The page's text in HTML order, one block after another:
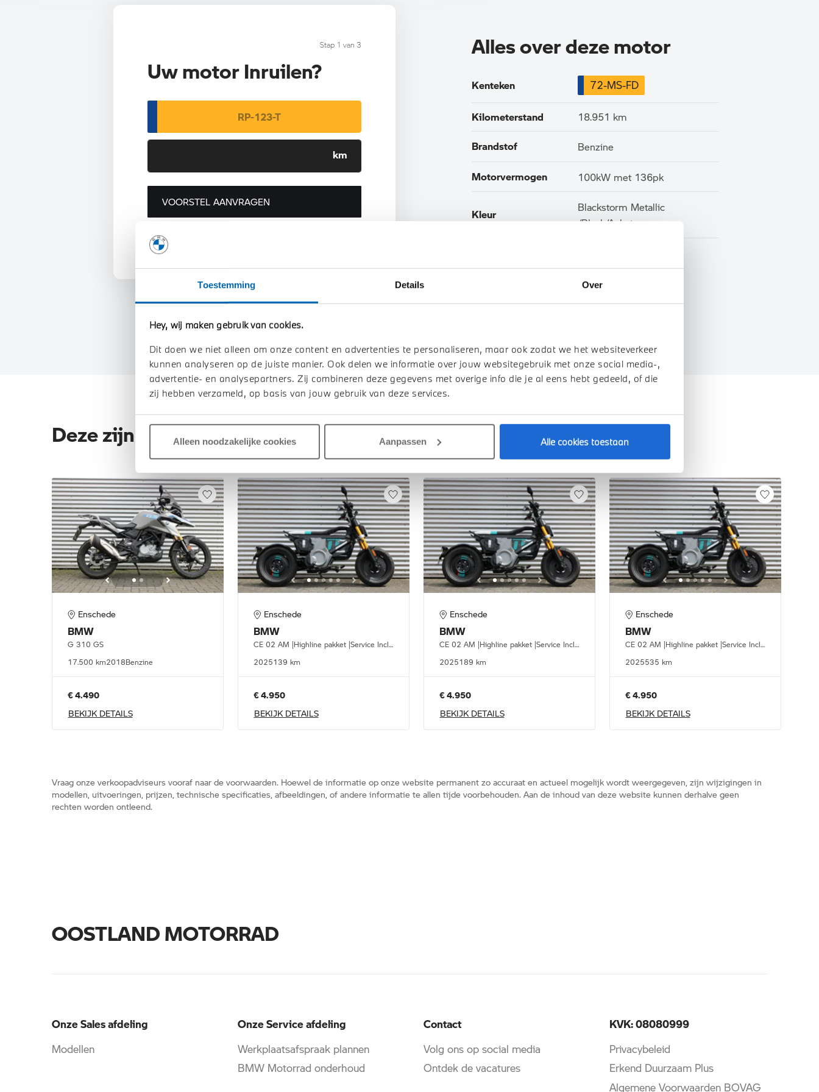
Toestemming Details Over
Hey, wij maken gebruik van cookies.
Dit doen we niet alleen om onze content en advertenties te personaliseren, maar ook zodat we het websiteverkeer
kunnen analyseren op de juiste manier. Ook delen we informatie over jouw websitegebruik met onze social media-,
advertentie- en analysepartners. Zij combineren deze gegevens met overige info die je al eens hebt gedeeld, of die
zij hebben verzameld, op basis van jouw gebruik van deze services.
Alleen noodzakelijke cookies Aanpassen Alle cookies toestaan
Stap 1 van 3
Uw motor Inruilen?
VOORSTEL AANVRAGEN
Alles over deze motor
Kenteken 72-MS-FD
Kilometerstand 18.951 km
Brandstof Benzine
Motorvermogen 100kW met 136pk
Kleur
Blackstorm Metallic
/Black/Achat grey
TOON ALLE EIGENSCHAPPEN
Deze zijn vergelijkbaar
Enschede
BMW
G 310 GS
17.500 km2018Benzine
€ 4.490
BEKIJK DETAILS
Enschede
BMW
CE 02 AM |Highline pakket |Service Inclusive
2025139 km
€ 4.950
BEKIJK DETAILS
Enschede
BMW
CE 02 AM |Highline pakket |Service Inclusive
2025189 km
€ 4.950
BEKIJK DETAILS
Enschede
BMW
CE 02 AM |Highline pakket |Service Inclusive
2025535 km
€ 4.950
BEKIJK DETAILS
Vraag onze verkoopadviseurs vooraf naar de voorwaarden. Hoewel de informatie op onze website permanent zo accuraat en actueel mogelijk wordt weergegeven, zijn wijzigingen in
modellen, uitvoeringen, prijzen, technische specificaties, afbeeldingen, of andere informatie te allen tijde voorbehouden. Aan de inhoud van deze website kunnen derhalve geen
rechten worden ontleend.
OOSTLAND MOTORRAD
Onze Sales afdeling
Modellen
Onze Service afdeling
Werkplaatsafspraak plannen
BMW Motorrad onderhoud
Contact
Volg ons op social media
Ontdek de vacatures
KVK: 08080999
Privacybeleid
Erkend Duurzaam Plus
Algemene Voorwaarden BOVAG